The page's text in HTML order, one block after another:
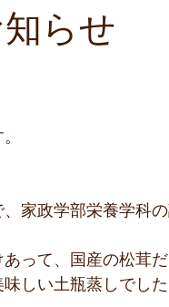
らせ
家政学部栄養学科
って、国産の松茸
しい土瓶蒸しでし